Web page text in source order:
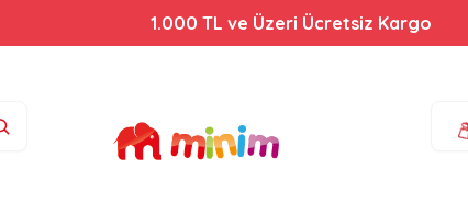
1.000 TL ve Üzeri Ücretsiz Kargo
Bebek Arabalarında %44'e Varan İndirim!